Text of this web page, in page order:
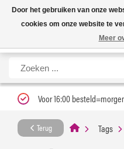
Nieuwe levertijd: 1 tot 3 werkdagen |
Carfume met
Voor 16:00
Terug Tags
Door het gebruiken van onze
cookies om onze website te
Meer